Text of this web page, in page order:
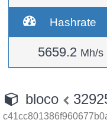
Hashrate
5659.2 Mh/s
bloco